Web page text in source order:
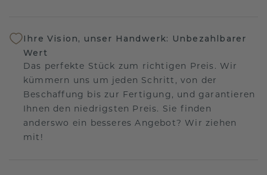
Ihre Vision, unser Handwerk: Unbezahlbarer
Wert
Das perfekte Stück zum richtigen Preis. Wir
kümmern uns um jeden Schritt, von der
Beschaffung bis zur Fertigung, und garantieren
Ihnen den niedrigsten Preis. Sie finden
anderswo ein besseres Angebot? Wir ziehen
mit!